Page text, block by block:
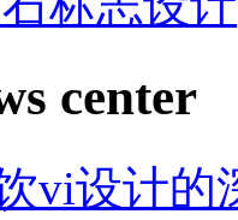
center
vi设计的